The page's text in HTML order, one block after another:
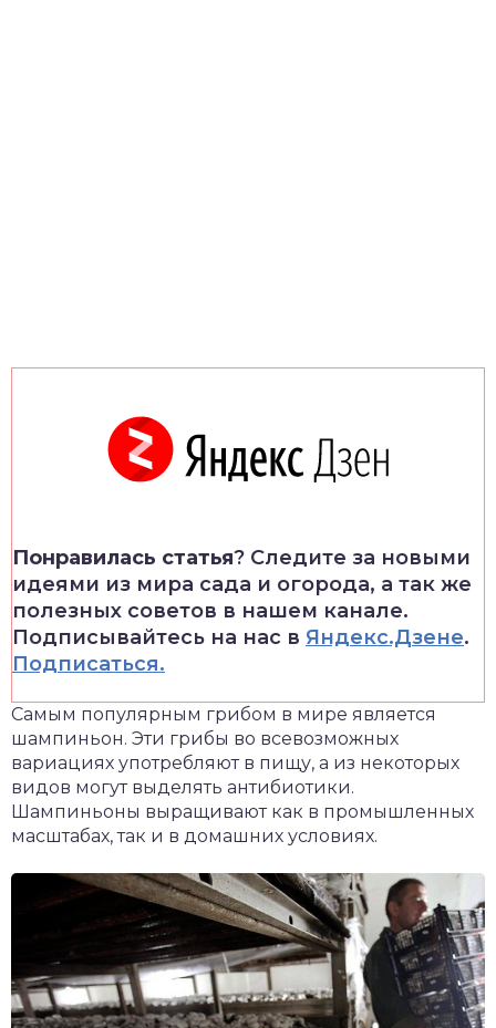
Понравилась статья? Следите за новыми
идеями из мира сада и огорода, а так же
полезных советов в нашем канале.
Подписывайтесь на нас в Яндекс.Дзене.
Подписаться.
Самым популярным грибом в мире является
шампиньон. Эти грибы во всевозможных
вариациях употребляют в пищу, а из некоторых
видов могут выделять антибиотики.
Шампиньоны выращивают как в промышленных
масштабах, так и в домашних условиях.